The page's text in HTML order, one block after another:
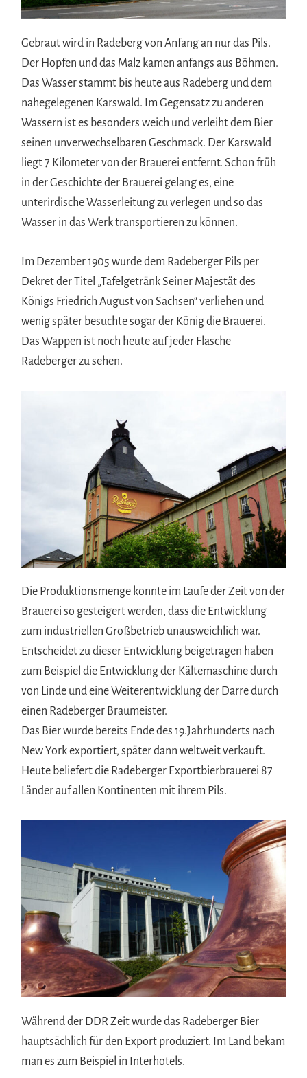
Gebraut wird in Radeberg von Anfang an nur das Pils.
Der Hopfen und das Malz kamen anfangs aus Böhmen.
Das Wasser stammt bis heute aus Radeberg und dem
nahegelegenen Karswald. Im Gegensatz zu anderen
Wassern ist es besonders weich und verleiht dem Bier
seinen unverwechselbaren Geschmack. Der Karswald
liegt 7 Kilometer von der Brauerei entfernt. Schon früh
in der Geschichte der Brauerei gelang es, eine
unterirdische Wasserleitung zu verlegen und so das
Wasser in das Werk transportieren zu können.
Im Dezember 1905 wurde dem Radeberger Pils per
Dekret der Titel „Tafelgetränk Seiner Majestät des
Königs Friedrich August von Sachsen“ verliehen und
wenig später besuchte sogar der König die Brauerei.
Das Wappen ist noch heute auf jeder Flasche
Radeberger zu sehen.
Die Produktionsmenge konnte im Laufe der Zeit von der
Brauerei so gesteigert werden, dass die Entwicklung
zum industriellen Großbetrieb unausweichlich war.
Entscheidet zu dieser Entwicklung beigetragen haben
zum Beispiel die Entwicklung der Kältemaschine durch
von Linde und eine Weiterentwicklung der Darre durch
einen Radeberger Braumeister.
Das Bier wurde bereits Ende des 19.Jahrhunderts nach
New York exportiert, später dann weltweit verkauft.
Heute beliefert die Radeberger Exportbierbrauerei 87
Länder auf allen Kontinenten mit ihrem Pils.
Während der DDR Zeit wurde das Radeberger Bier
hauptsächlich für den Export produziert. Im Land bekam
man es zum Beispiel in Interhotels.